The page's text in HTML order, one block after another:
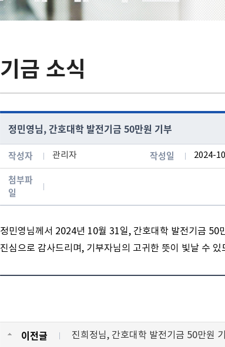
기금 소식
정민영님, 간호대학 발전기금 50만원 기부
작성자 관리자 작성일 2024-
첨부파
일
정민영님께서 2024년 10월 31일, 간호대학 발전기금 50
진심으로 감사드리며, 기부자님의 고귀한 뜻이 빛날 수
이전글 진희정님, 간호대학 발전기금 50만원